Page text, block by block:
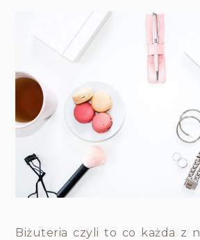
Biżuteria czyli to co każda z